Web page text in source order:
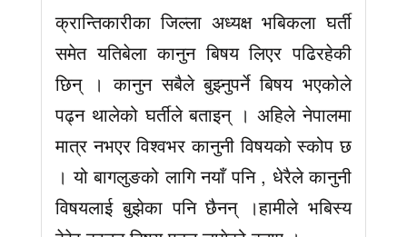
क्रान्तिकारीका जिल्ला अध्यक्ष भबिकला घर्ती
समेत यतिबेला कानुन बिषय लिएर पढिरहेकी
छिन् । कानुन सबैले बुझ्नुपर्ने बिषय भएकोले
पढ्न थालेको घर्तीले बताइन् । अहिले नेपालमा
मात्र नभएर विश्वभर कानुनी विषयको स्कोप छ
। यो बागलुङको लागि नयाँ पनि , धेरैले कानुनी
विषयलाई बुझेका पनि छैनन् ।हामीले भबिस्य